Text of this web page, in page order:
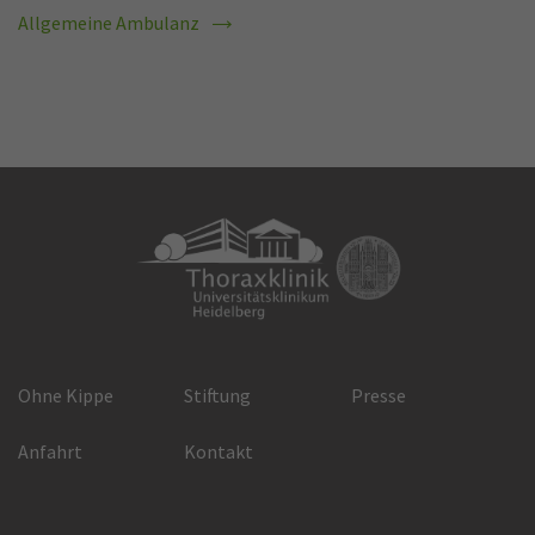
Allgemeine Ambulanz
Ohne Kippe Stiftung Presse
Anfahrt Kontakt